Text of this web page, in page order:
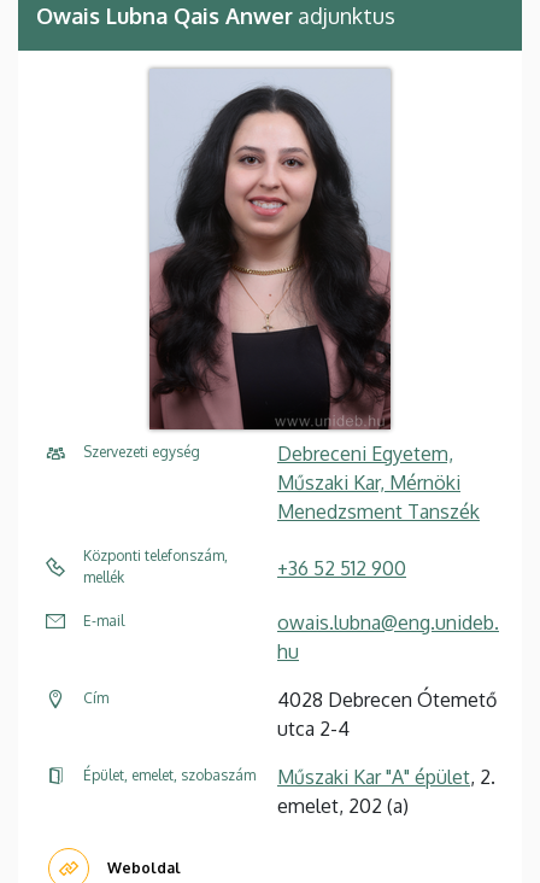
Owais Lubna Qais Anwer adjunktus
Szervezeti egység
Debreceni Egyetem,
Műszaki Kar, Mérnöki
Menedzsment Tanszék
Központi telefonszám,
mellék
+36 52 512 900
E-mail
owais.lubna@eng.unideb.
hu
Cím
4028 Debrecen Ótemető
utca 2-4
Épület, emelet, szobaszám Műszaki Kar "A" épület, 2.
emelet, 202 (a)
Weboldal